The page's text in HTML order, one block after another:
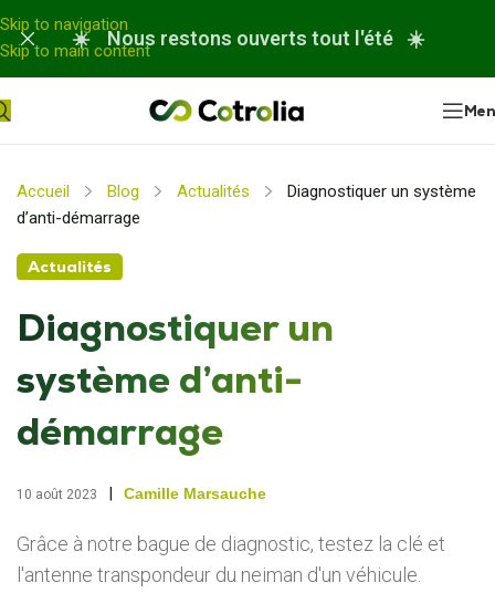
Panneau de gestion des cookies
Skip to navigation
Skip to main content
☀️ Nous restons ouverts tout l'été ☀️
Accueil Blog Actualités
Diagnostiquer un système
d’anti-démarrage
Actualités
Diagnostiquer un
système d’anti-
démarrage
10 août 2023 | Camille Marsauche
Grâce à notre bague de diagnostic, testez la clé et
l'antenne transpondeur du neiman d'un véhicule.